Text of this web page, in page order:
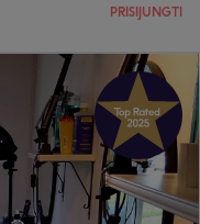
PRISIJUNGTI